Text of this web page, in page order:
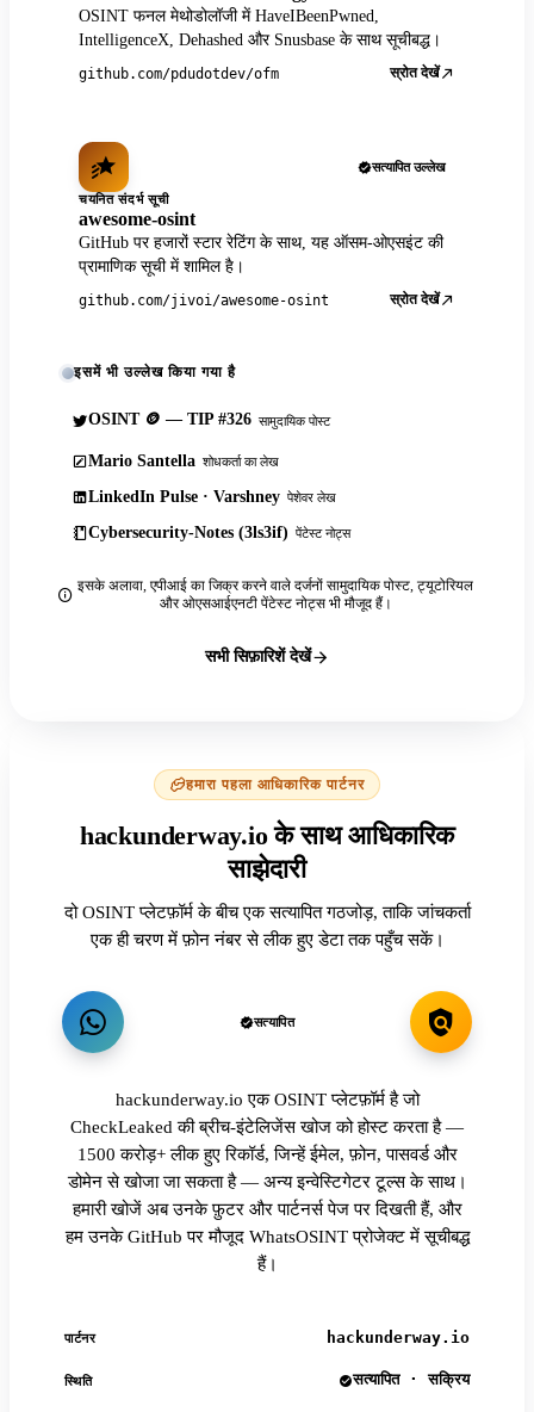
OSINT फनल मेथोडोलॉजी में HaveIBeenPwned,
IntelligenceX, Dehashed और Snusbase के साथ सूचीबद्ध।
github.com/pdudotdev/ofm स्रोत देखें
सत्यापित उल्लेख
चयनित संदर्भ सूची
awesome-osint
GitHub पर हजारों स्टार रेटिंग के साथ, यह ऑसम-ओएसइंट की
प्रामाणिक सूची में शामिल है।
github.com/jivoi/awesome-osint स्रोत देखें
इसमें भी उल्लेख किया गया है
OSINT 🪙 — TIP #326 सामुदायिक पोस्ट
Mario Santella शोधकर्ता का लेख
LinkedIn Pulse · Varshney पेशेवर लेख
Cybersecurity-Notes (3ls3if) पेंटेस्ट नोट्स
इसके अलावा, एपीआई का जिक्र करने वाले दर्जनों सामुदायिक पोस्ट, ट्यूटोरियल
और ओएसआईएनटी पेंटेस्ट नोट्स भी मौजूद हैं।
सभी सिफ़ारिशें देखें
हमारा पहला आधिकारिक पार्टनर
hackunderway.io के साथ आधिकारिक
साझेदारी
दो OSINT प्लेटफ़ॉर्म के बीच एक सत्यापित गठजोड़, ताकि जांचकर्ता
एक ही चरण में फ़ोन नंबर से लीक हुए डेटा तक पहुँच सकें।
सत्यापित
hackunderway.io एक OSINT प्लेटफ़ॉर्म है जो
CheckLeaked की ब्रीच-इंटेलिजेंस खोज को होस्ट करता है —
1500 करोड़+ लीक हुए रिकॉर्ड, जिन्हें ईमेल, फ़ोन, पासवर्ड और
डोमेन से खोजा जा सकता है — अन्य इन्वेस्टिगेटर टूल्स के साथ।
हमारी खोजें अब उनके फ़ुटर और पार्टनर्स पेज पर दिखती हैं, और
हम उनके GitHub पर मौजूद WhatsOSINT प्रोजेक्ट में सूचीबद्ध
हैं।
पार्टनर hackunderway.io
स्थिति सत्यापित · सक्रिय